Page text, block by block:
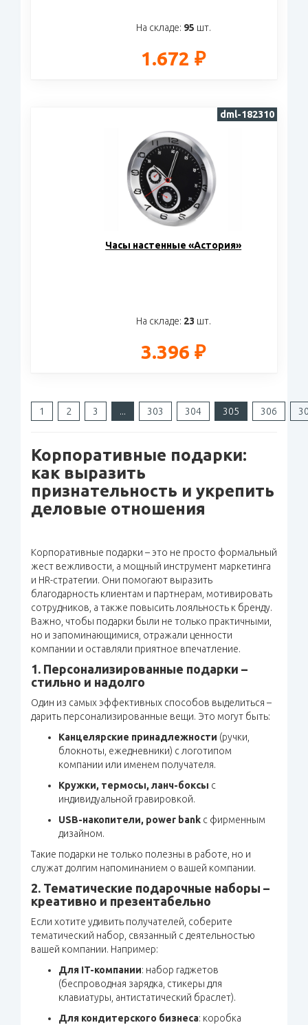
На складе: 95 шт.
1.672 ₽
Часы настенные «Астория»
На складе: 23 шт.
3.396 ₽
dml-182310
1 2 3 ... 303 304 305 306
Корпоративные подарки:
как выразить
признательность и укрепить
деловые отношения
Корпоративные подарки – это не просто формальный
жест вежливости, а мощный инструмент маркетинга
и HR-стратегии. Они помогают выразить
благодарность клиентам и партнерам, мотивировать
сотрудников, а также повысить лояльность к бренду.
Важно, чтобы подарки были не только практичными,
но и запоминающимися, отражали ценности
компании и оставляли приятное впечатление.
1. Персонализированные подарки –
стильно и надолго
Один из самых эффективных способов выделиться –
дарить персонализированные вещи. Это могут быть:
Канцелярские принадлежности (ручки,
блокноты, ежедневники) с логотипом
компании или именем получателя.
Кружки, термосы, ланч-боксы с
индивидуальной гравировкой.
USB-накопители, power bank с фирменным
дизайном.
Такие подарки не только полезны в работе, но и
служат долгим напоминанием о вашей компании.
2. Тематические подарочные наборы –
креативно и презентабельно
Если хотите удивить получателей, соберите
тематический набор, связанный с деятельностью
вашей компании. Например:
Для IT-компании: набор гаджетов
(беспроводная зарядка, стикеры для
клавиатуры, антистатический браслет).
Для кондитерского бизнеса: коробка